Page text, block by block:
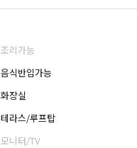
조리가능
음식반입가능
화장실
테라스/루프탑
모니터/TV